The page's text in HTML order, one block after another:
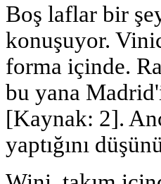
Boş laflar bir
konuşuyor.
forma içinde.
bu yana
[Kaynak: 2].
yaptığını